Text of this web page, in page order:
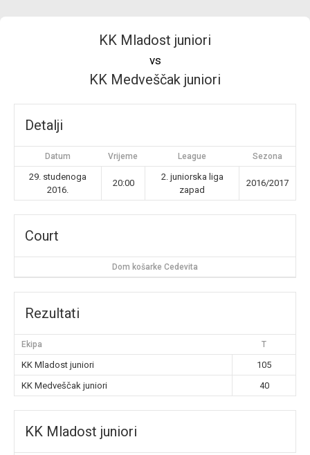
KK Mladost juniori
vs
KK Medveščak juniori
Detalji
Datum Vrijeme League Sezona
29. studenoga
2016.
20:00
2. juniorska liga
zapad
2016/2017
Court
Dom košarke Cedevita
Rezultati
Ekipa T
KK Mladost juniori
105
KK Medveščak juniori
40
KK Mladost juniori